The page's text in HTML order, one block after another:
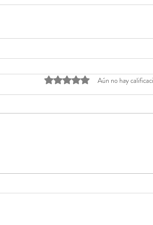
Obtuvo 0 de 5 estrellas.
Aún no hay